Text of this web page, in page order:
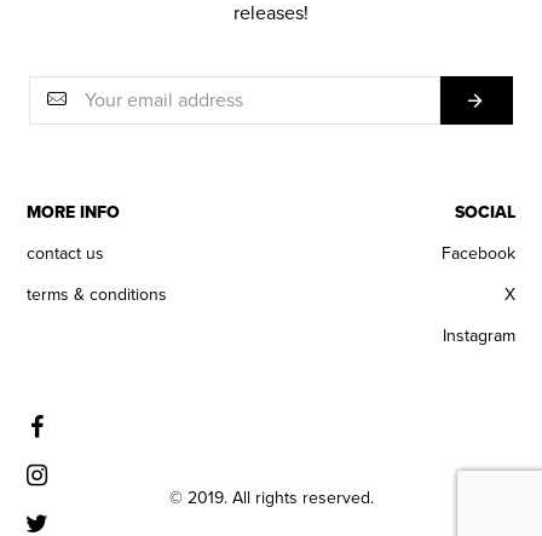
releases!
MORE INFO
contact us
terms & conditions
SOCIAL
Facebook
X
Instagram
© 2019. All rights reserved.